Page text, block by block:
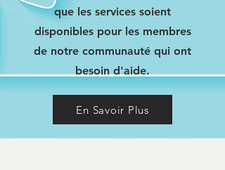
que les services soient
disponibles pour les membres
de notre communauté qui ont
besoin d'aide.
En Savoir Plus